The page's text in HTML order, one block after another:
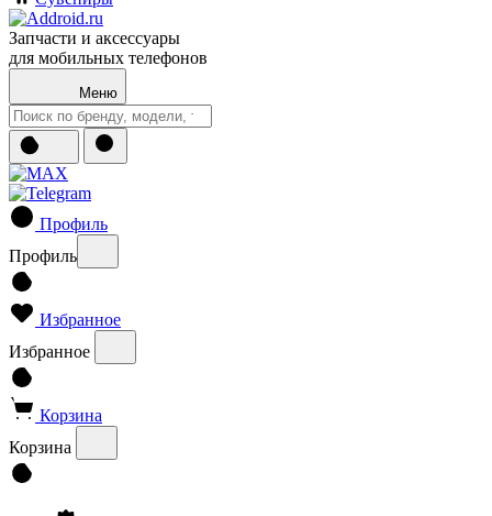
Запчасти и аксессуары
для мобильных телефонов
Меню
Профиль
Профиль
Избранное
Избранное
Корзина
Корзина